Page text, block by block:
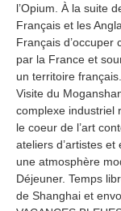
l’Opium. À la suite
Français et les
Français d’occuper
par la France et
un territoire français.
Visite du
complexe industriel
le coeur de l’art
ateliers d’artistes et
une atmosphère
Déjeuner. Temps
de Shanghai et